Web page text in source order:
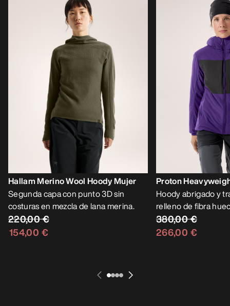
Hallam Merino Wool Hoody Mujer
Segunda capa con punto 3D sin
costuras en mezcla de lana merina.
220,00 €
154,00 €
Proton
Hoody abrigado y
relleno de fibra
380,00 €
266,00 €